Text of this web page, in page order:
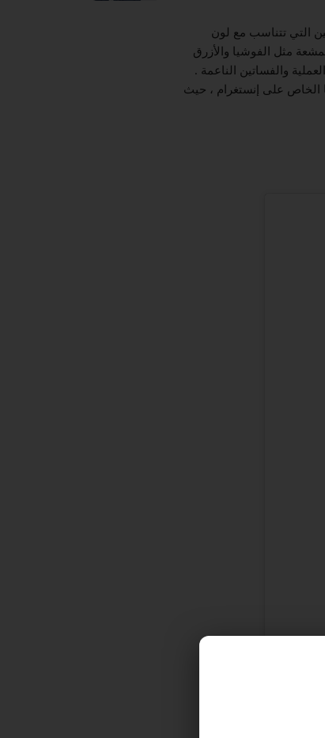
التي تتناسب مع لون
مثل الفوشيا والأزرق
والفساتين الناعمة .
الخاص على إنستغرام ، حيث